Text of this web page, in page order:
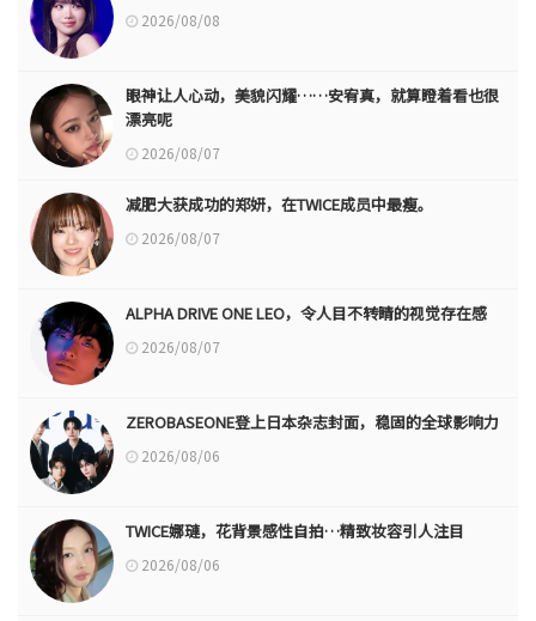
2026/08/08
眼神让人心动，美貌闪耀……安宥真，就算瞪着看也很
漂亮呢
2026/08/07
减肥大获成功的郑妍，在TWICE成员中最瘦。
2026/08/07
ALPHA DRIVE ONE LEO，令人目不转睛的视觉存在感
2026/08/07
ZEROBASEONE登上日本杂志封面，稳固的全球影响力
2026/08/06
TWICE娜璉，花背景感性自拍…精致妆容引人注目
2026/08/06